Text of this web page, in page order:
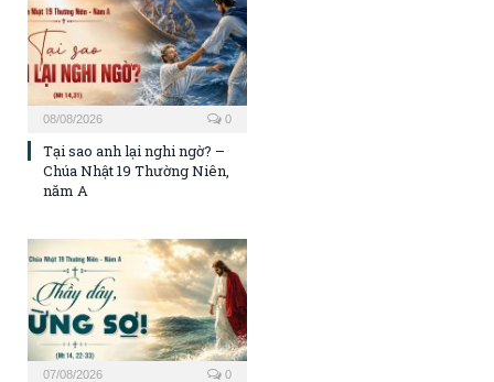
08/08/2026 0
Tại sao anh lại nghi ngờ? –
Chúa Nhật 19 Thường Niên,
năm A
07/08/2026 0